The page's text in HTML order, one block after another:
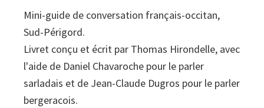
Mini-guide de conversation français-occitan,
Sud-Périgord.
Livret conçu et écrit par Thomas Hirondelle, avec
l'aide de Daniel Chavaroche pour le parler
sarladais et de Jean-Claude Dugros pour le parler
bergeracois.